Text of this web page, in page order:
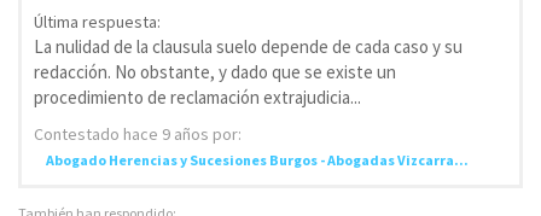
Última respuesta:
La nulidad de la clausula suelo depende de cada caso y su
redacción. No obstante, y dado que se existe un
procedimiento de reclamación extrajudicia...
Contestado hace 9 años por:
Abogado Herencias y Sucesiones Burgos - Abogadas Vizcarra...